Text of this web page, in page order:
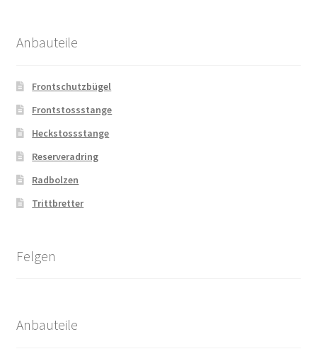
Anbauteile
Frontschutzbügel
Frontstossstange
Heckstossstange
Reserveradring
Radbolzen
Trittbretter
Felgen
Anbauteile